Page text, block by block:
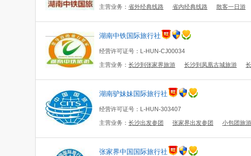
主营业务： 省外经典线路 省内经典线路 散客一日游
湖南中铁国际旅行社
经营许可证号：L-HUN-CJ00034
主营业务： 长沙到张家界旅游 长沙到凤凰古城旅游
湖南驴妹妹国际旅行社
经营许可证号：L-HUN-303407
主营业务： 长沙出发参团 张家界出发参团 小包团旅游
张家界中国国际旅行社